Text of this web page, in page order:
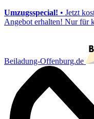
Umzugsspecial! • Jetzt
Angebot erhalten! Nur für
Beiladung-Offenburg.de